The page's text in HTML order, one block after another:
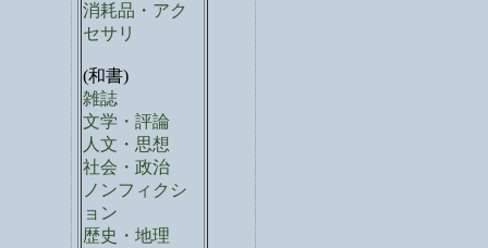
消耗品・アク
セサリ
(和書)
雑誌
文学・評論
人文・思想
社会・政治
ノンフィクシ
ョン
歴史・地理